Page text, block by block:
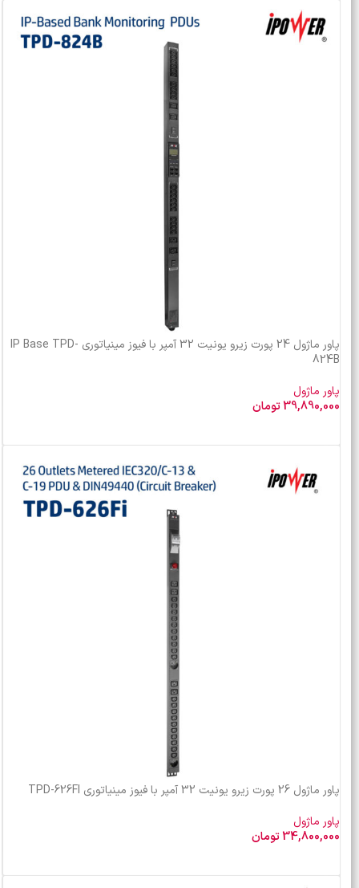
پاور ماژول 24 پورت زیرو یونیت 32 آمپر با فیوز مینیاتوری IP Base TPD-
824B
پاور ماژول
39,890,000تومان
پاور ماژول 26 پورت زیرو یونیت 32 آمپر با فیوز مینیاتوری TPD-626FI
پاور ماژول
34,800,000تومان